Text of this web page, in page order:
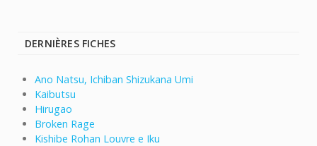
DERNIÈRES FICHES
Ano Natsu, Ichiban Shizukana Umi
Kaibutsu
Hirugao
Broken Rage
Kishibe Rohan Louvre e Iku